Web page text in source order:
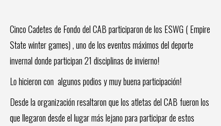
Cinco Cadetes de Fondo del CAB participaron de los ESWG ( Empire
State winter​ games) , uno de los eventos máximos del deporte
invernal donde participan 21 disciplinas de invierno!
Lo hicieron con algunos podios y muy buena participación!
Desde la organización resaltaron que los atletas del CAB fueron los
que llegaron desde el lugar más lejano para participar de estos